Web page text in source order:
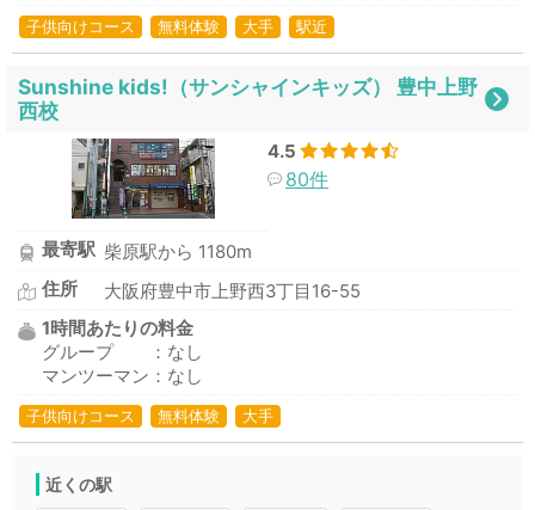
子供向けコース 無料体験 大手 駅近
Sunshine kids!（サンシャインキッズ） 豊中上野
西校
4.5
80件
最寄駅 柴原駅から 1180m
住所
大阪府豊中市上野西3丁目16-55
1時間あたりの料金
グループ ：なし
マンツーマン：なし
子供向けコース 無料体験 大手
近くの駅